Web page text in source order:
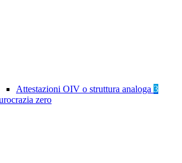
Attestazioni OIV o struttura analoga 3
zero